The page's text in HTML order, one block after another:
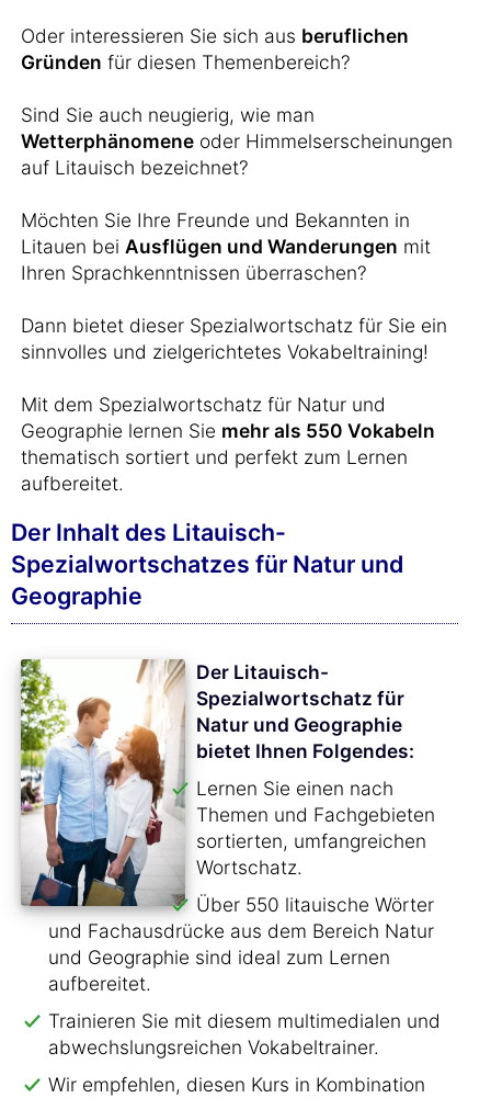
Oder interessieren Sie sich aus beruflichen
Gründen für diesen Themenbereich?
Sind Sie auch neugierig, wie man
Wetterphänomene oder Himmelserscheinungen
auf Litauisch bezeichnet?
Möchten Sie Ihre Freunde und Bekannten in
Litauen bei Ausflügen und Wanderungen mit
Ihren Sprachkenntnissen überraschen?
Dann bietet dieser Spezialwortschatz für Sie ein
sinnvolles und zielgerichtetes Vokabeltraining!
Mit dem Spezialwortschatz für Natur und
Geographie lernen Sie mehr als 550 Vokabeln
thematisch sortiert und perfekt zum Lernen
aufbereitet.
Der Inhalt des Litauisch-
Spezialwortschatzes für Natur und
Geographie
Der Litauisch-
Spezialwortschatz für
Natur und Geographie
bietet Ihnen Folgendes:
Lernen Sie einen nach
Themen und Fachgebieten
sortierten, umfangreichen
Wortschatz.
Über 550 litauische Wörter
und Fachausdrücke aus dem Bereich Natur
und Geographie sind ideal zum Lernen
aufbereitet.
Trainieren Sie mit diesem multimedialen und
abwechslungsreichen Vokabeltrainer.
Wir empfehlen, diesen Kurs in Kombination